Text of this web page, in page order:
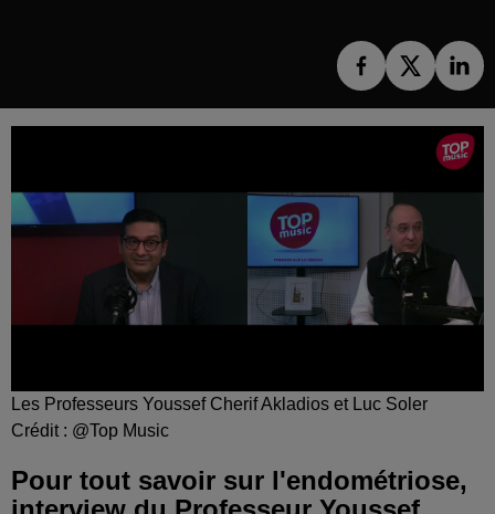
Les Professeurs Youssef Cherif Akladios et Luc Soler
Crédit : @Top Music
Pour tout savoir sur l'endométriose,